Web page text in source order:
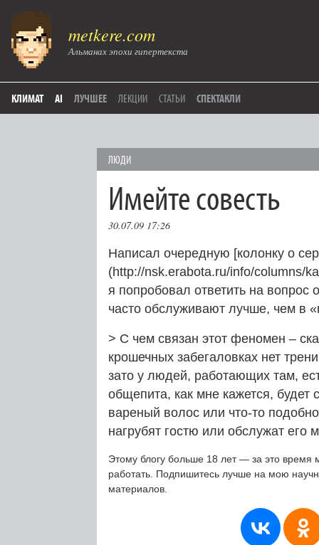
metkere.com
Альманах эпохи гипертекста
КЛИМАТ AI ЛУЧШЕЕ ЛЕКЦИИ СТАТЬИ СПЕКТАКЛИ
ЛЮДИ
Имейте совесть
30.07.09 17:26
Написал очередную [колонку о
(http://nsk.erabota.ru/info/columns/
я попробовал ответить на
часто обслуживают лучше, чем в
> С чем связан этот феномен –
крошечных забегаловках нет
зато у людей, работающих там,
общепита, как мне кажется, будет
вареный волос или что-то
нагрубят гостю или обслужат его
Этому блогу больше 18 лет — за это время
работать. Подпишитесь лучше на мою
материалов.